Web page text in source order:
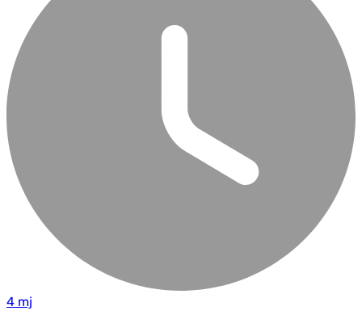
4 mj